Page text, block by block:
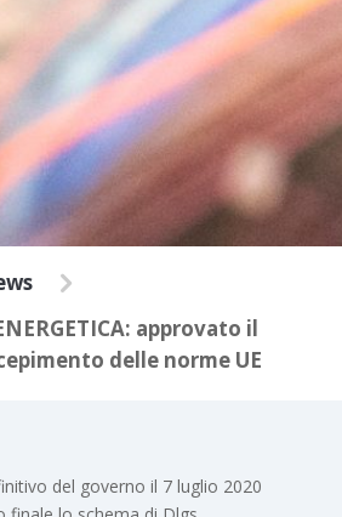
5
approvato il
delle norme UE
del governo il 7 luglio 2020